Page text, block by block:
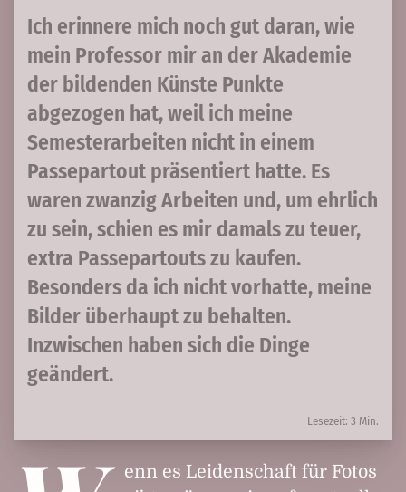
Ich erinnere mich noch gut daran, wie
mein Professor mir an der Akademie
der bildenden Künste Punkte
abgezogen hat, weil ich meine
Semesterarbeiten nicht in einem
Passepartout präsentiert hatte. Es
waren zwanzig Arbeiten und, um ehrlich
zu sein, schien es mir damals zu teuer,
extra Passepartouts zu kaufen.
Besonders da ich nicht vorhatte, meine
Bilder überhaupt zu behalten.
Inzwischen haben sich die Dinge
geändert.
Lesezeit: 3 Min.
enn es Leidenschaft für Fotos